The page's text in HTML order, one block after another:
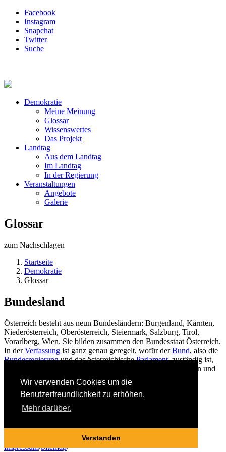
Wir verwenden Cookies um die
Benutzerfreundlichkeit zu erhöhen.
Mehr darüber.
Verstanden
Facebook
Instagram
Snapchat
Twitter
Suche
Demokratie
Meine Meinung
Glossar
Wissenswertes
Das Projekt
Landtag
Aus dem Landtag
Im Landtag
In der Regierung
Veranstaltungen
Angebote
Galerie
Glossar
zum Nachschlagen
Startseite
Demokratie
Glossar
Bundesland
Österreich besteht aus neun Bundesländern: Burgenland, Kärnten,
Niederösterreich, Oberösterreich, Steiermark, Salzburg, Tirol,
Vorarlberg, Wien. Sie bilden zusammen den Bundesstaat Österreich.
In derVerfassung ist ganz genau geregelt, wofür derBund, also die
Bundesregierungund das österreichischeParlament, zuständig ist,
und welche Aufgaben die Länder, also die Landesregierungen und
die Landtage, haben.
Alle Einträge anzeigen
Impressum/Sitemap/